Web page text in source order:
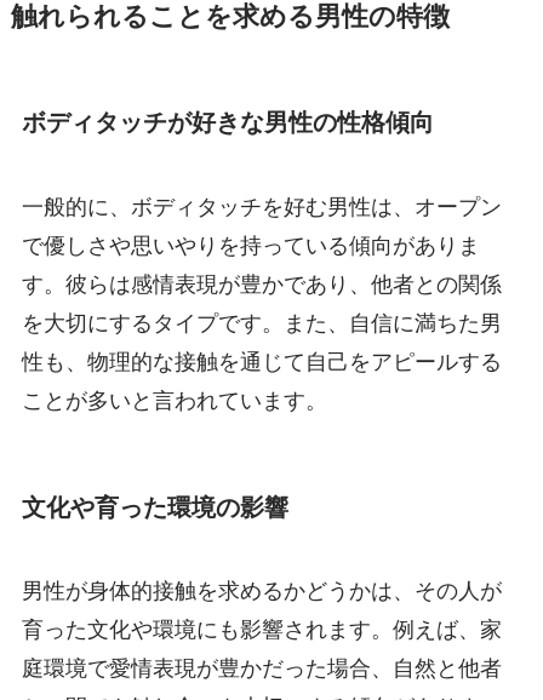
触れられることを求める男性の特徴
ボディタッチが好きな男性の性格傾向
一般的に、ボディタッチを好む男性は、オープン
で優しさや思いやりを持っている傾向がありま
す。彼らは感情表現が豊かであり、他者との関係
を大切にするタイプです。また、自信に満ちた男
性も、物理的な接触を通じて自己をアピールする
ことが多いと言われています。
文化や育った環境の影響
男性が身体的接触を求めるかどうかは、その人が
育った文化や環境にも影響されます。例えば、家
庭環境で愛情表現が豊かだった場合、自然と他者